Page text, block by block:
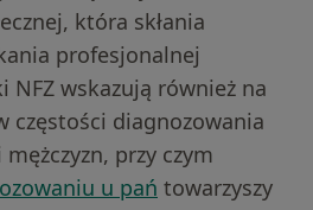
która skłania
profesjonalnej
NFZ wskazują również na
częstości diagnozowania
przy czym
u pań towarzyszy